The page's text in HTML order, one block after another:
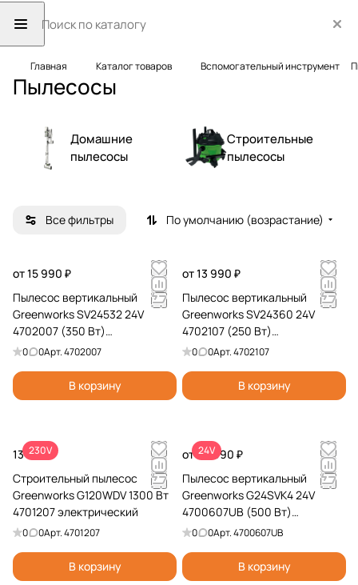
Главная Каталог товаров Вспомогательный инструмент
Пылесосы
Домашние
пылесосы
Строительные
пылесосы
Все фильтры По умолчанию (возрастание)
от 15 990 ₽
Пылесос вертикальный
Greenworks SV24532 24V
4702007 (350 Вт)
аккумуляторный с зарядным
0 0Арт.4702007
В корзину
от 13 990 ₽
Пылесос вертикальный
Greenworks SV24360 24V
4702107 (250 Вт)
аккумуляторный
0 0Арт.4702107
В корзину
230V
13 990 ₽
Строительный пылесос
Greenworks G120WDV 1300 Вт
4701207 электрический
0 0Арт.4701207
В корзину
24V
от 29 990 ₽
Пылесос вертикальный
Greenworks G24SVK4 24V
4700607UB (500 Вт)
аккумуляторный
0 0Арт.4700607UB
В корзину